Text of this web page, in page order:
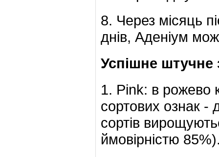
8. Через місяць
днів, Аденіум
Успішне штучне
1. Pink: в рожево
сортових ознак -
сортів
ймовірністю